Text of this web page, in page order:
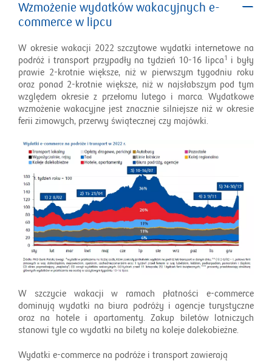
Wzmożenie wydatków wakacyjnych e-
commerce w lipcu
W okresie wakacji 2022 szczytowe wydatki internetowe na
podróż i transport przypadły na tydzień 10-16 lipca1
i były
prawie 2-krotnie większe, niż w pierwszym tygodniu roku
oraz ponad 2-krotnie większe, niż w najsłabszym pod tym
względem okresie z przełomu lutego i marca. Wydatkowe
wzmożenie wakacyjne jest znacznie silniejsze niż w okresie
ferii zimowych, przerwy świątecznej czy majówki.
W szczycie wakacji w ramach płatności e-commerce
dominują wydatki na biura podróży i agencje turystyczne
oraz na hotele i apartamenty. Zakup biletów lotniczych
stanowi tyle co wydatki na bilety na koleje dalekobieżne.
Wydatki e-commerce na podróże i transport zawierają